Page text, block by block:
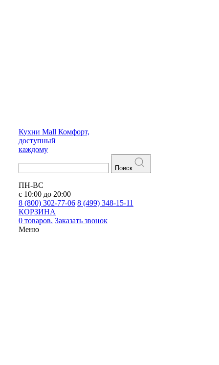
Кухни Mall Комфорт,
доступный
каждому
Поиск
ПН-ВС
с 10:00 до 20:00
8 (800) 302-77-06 8 (499) 348-15-11
КОРЗИНА
0 товаров. Заказать звонок
Меню